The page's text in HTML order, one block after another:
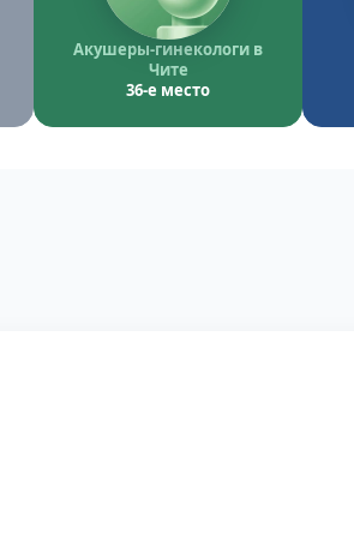
Акушеры-гинекологи в
Чите
36-е место